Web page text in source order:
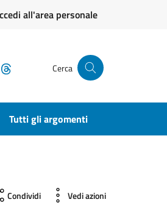
all'area personale
Cerca
Tutti gli argomenti
Condividi Vedi azioni